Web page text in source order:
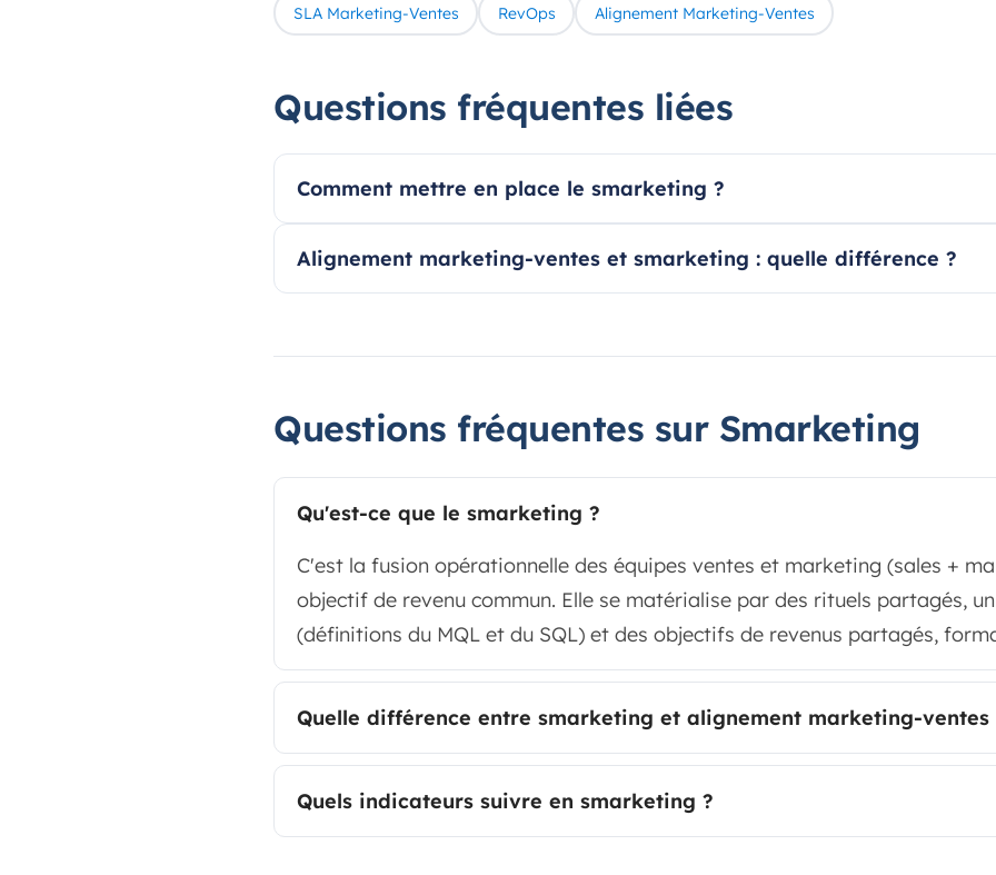
SLA Marketing-Ventes RevOps Alignement Marketing-Ventes
Questions fréquentes liées
Comment mettre en place le smarketing ?
Alignement marketing-ventes et smarketing : quelle différence ?
Questions fréquentes sur Smarketing
Qu'est-ce que le smarketing ?
C'est la fusion opérationnelle des équipes ventes et marketing (sales +
objectif de revenu commun. Elle se matérialise par des rituels partagés,
(définitions du MQL et du SQL) et des objectifs de revenus partagés,
Quelle différence entre smarketing et alignement marketing-ventes
Quels indicateurs suivre en smarketing ?